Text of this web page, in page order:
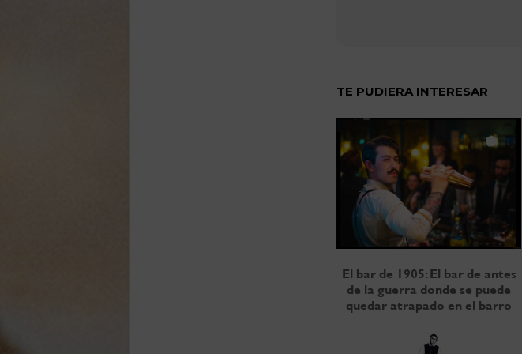
TE PUDIERA INTERESAR
El bar de 1905: El bar de antes
de la guerra donde se puede
quedar atrapado en el barro